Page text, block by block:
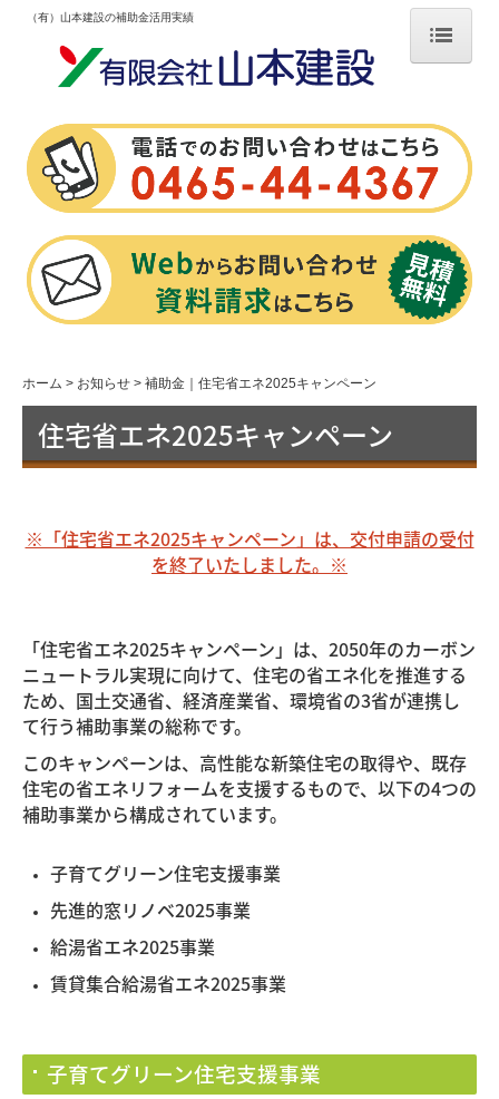
ホーム
新築
家づくりの流れ
新築施工事例
リフォーム
お知らせ
補助金
チラシ
会社概要
ごあいさつ
スタッフ紹介
お客様の声
お問い合わせ
よくあるご質問
（有）山本建設の補助金活用実績
ホーム お知らせ 補助金｜住宅省エネ2025キャンペーン
住宅省エネ2025キャンペーン
※「住宅省エネ2025キャンペーン」は、交付申請の受付
を終了いたしました。※
「住宅省エネ2025キャンペーン」は、2050年のカーボン
ニュートラル実現に向けて、住宅の省エネ化を推進する
ため、国土交通省、経済産業省、環境省の3省が連携し
て行う補助事業の総称です。
このキャンペーンは、高性能な新築住宅の取得や、既存
住宅の省エネリフォームを支援するもので、以下の4つの
補助事業から構成されています。
子育てグリーン住宅支援事業
先進的窓リノベ2025事業
給湯省エネ2025事業
賃貸集合給湯省エネ2025事業
子育てグリーン住宅支援事業